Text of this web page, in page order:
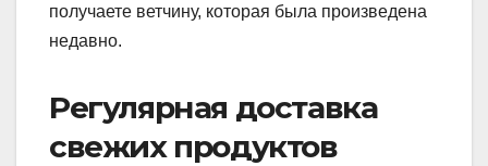
получаете ветчину, которая была произведена
недавно.
Регулярная доставка
свежих продуктов